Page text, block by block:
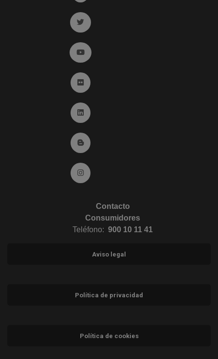
Ir a twitter (abre en ventana nueva)
Ir a YouTube (abre en ventana nueva)
Ir a Flickr (abre en ventana nueva)
Ir a Linkedin (abre en ventana nueva)
Ir al Blog (abre en ventana nueva)
Ir a Instagram (abre en ventana nueva)
Contacto
Consumidores
Teléfono: 900 10 11 41
Aviso legal
Política de privacidad
Política de cookies